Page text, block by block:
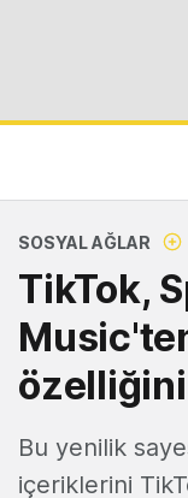
SOSYAL AĞLAR
TikTok,
özelliğini
Bu yenilik
içeriklerini